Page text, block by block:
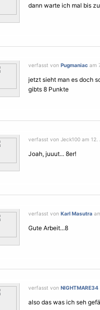
dann warte ich mal bis
verfasst von Pugmaniac am
jetzt sieht man es doch
gibts 8 Punkte
verfasst von Jeck100 am 12.
Joah, juuut... 8er!
verfasst von Karl Masutra
Gute Arbeit...8
verfasst von NIGHTMARE34
also das was ich seh